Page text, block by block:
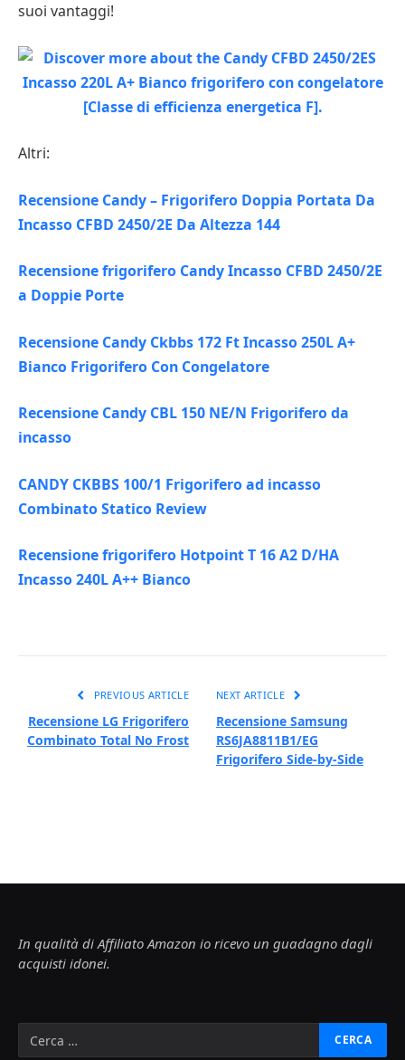
suoi vantaggi!
Altri:
Recensione Candy – Frigorifero Doppia Portata Da
Incasso CFBD 2450/2E Da Altezza 144
Recensione frigorifero Candy Incasso CFBD 2450/2E
a Doppie Porte
Recensione Candy Ckbbs 172 Ft Incasso 250L A+
Bianco Frigorifero Con Congelatore
Recensione Candy CBL 150 NE/N Frigorifero da
incasso
CANDY CKBBS 100/1 Frigorifero ad incasso
Combinato Statico Review
Recensione frigorifero Hotpoint T 16 A2 D/HA
Incasso 240L A++ Bianco
PREVIOUS ARTICLE
Recensione LG Frigorifero
Combinato Total No Frost
NEXT ARTICLE
Recensione Samsung
RS6JA8811B1/EG
Frigorifero Side-by-Side
In qualità di Affiliato Amazon io ricevo un guadagno dagli
acquisti idonei.